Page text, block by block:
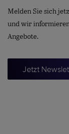
Melden Sie sich
und wir
Angebote.
Jetzt